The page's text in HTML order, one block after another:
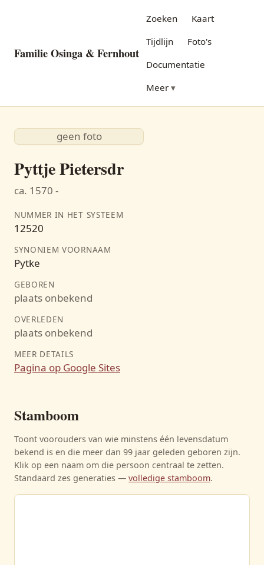
Familie Osinga & Fernhout
Zoeken
Kaart
Tijdlijn
Foto's
Documentatie
Meer
geen foto
Pyttje Pietersdr
ca. 1570 -
NUMMER IN HET SYSTEEM
12520
SYNONIEM VOORNAAM
Pytke
GEBOREN
plaats onbekend
OVERLEDEN
plaats onbekend
MEER DETAILS
Pagina op Google Sites
Stamboom
Toont voorouders van wie minstens één levensdatum
bekend is en die meer dan 99 jaar geleden geboren zijn.
Klik op een naam om die persoon centraal te zetten.
Standaard zes generaties — volledige stamboom.